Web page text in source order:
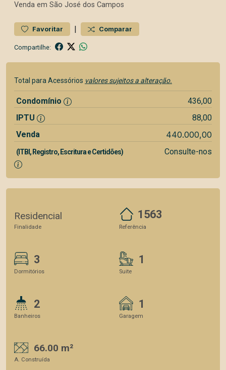
Venda em São José dos Campos
Favoritar | Comparar
Compartilhe:
Total para Acessórios valores sujeitos a alteração.
Condomínio
436,00
IPTU
88,00
Venda
440.000,00
(ITBI, Registro, Escritura e Certidões) Consulte-nos
Residencial
Finalidade
1563
Referência
3
Dormitórios
1
Suite
2
Banheiros
1
Garagem
66.00 m²
A. Construída